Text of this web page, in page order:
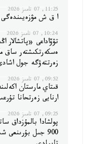
11:25, 07 تامىز 2026
ا ق ش مۋزەيىندەگى
10:24, 07 تامىز 2026
تۋۆاداعى «پاتشالار
ەسكەرتكىشتەر ساق
زەرتتەۋگە جول
09:52, 07 تامىز 2026
قىتاي مارستان
ارنايى زەرتحانا
09:25, 07 تامىز 2026
پولشادا بالمۇزداق
900 جىل